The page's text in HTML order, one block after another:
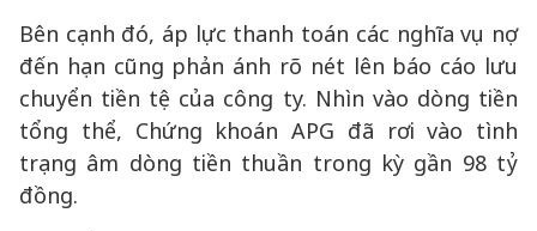
Bên cạnh đó, áp lực thanh toán các nghĩa vụ nợ
đến hạn cũng phản ánh rõ nét lên báo cáo lưu
chuyển tiền tệ của công ty. Nhìn vào dòng tiền
tổng thể, Chứng khoán APG đã rơi vào tình
trạng âm dòng tiền thuần trong kỳ gần 98 tỷ
đồng.